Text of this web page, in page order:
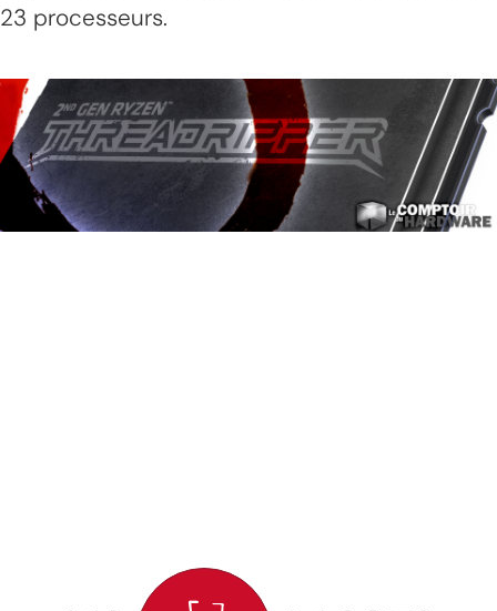
23 processeurs.